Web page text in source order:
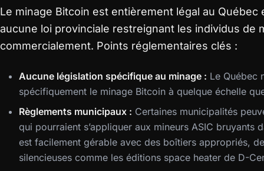
Le minage Bitcoin est entièrement légal au Québec
aucune loi provinciale restreignant les individus de
commercialement. Points réglementaires clés :
Aucune législation spécifique au minage : Le Québec
spécifiquement le minage Bitcoin à quelque échelle
Règlements municipaux : Certaines municipalités
qui pourraient s’appliquer aux mineurs ASIC bruyants
est facilement gérable avec des boîtiers appropriés,
silencieuses comme les éditions space heater de D-